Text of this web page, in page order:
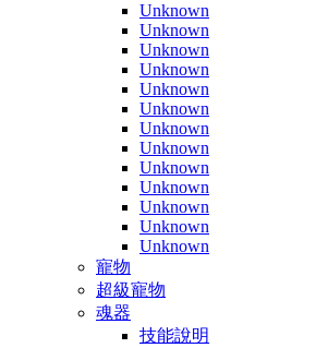
Unknown
Unknown
Unknown
Unknown
Unknown
Unknown
Unknown
Unknown
Unknown
Unknown
Unknown
Unknown
Unknown
寵物
超級寵物
魂器
技能說明